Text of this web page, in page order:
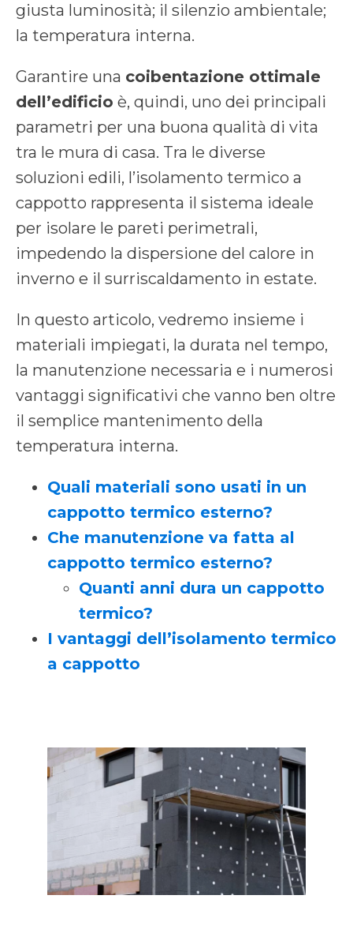
giusta luminosità; il silenzio ambientale;
la temperatura interna.
Garantire una coibentazione ottimale
dell’edificio è, quindi, uno dei principali
parametri per una buona qualità di vita
tra le mura di casa. Tra le diverse
soluzioni edili, l’isolamento termico a
cappotto rappresenta il sistema ideale
per isolare le pareti perimetrali,
impedendo la dispersione del calore in
inverno e il surriscaldamento in estate.
In questo articolo, vedremo insieme i
materiali impiegati, la durata nel tempo,
la manutenzione necessaria e i numerosi
vantaggi significativi che vanno ben oltre
il semplice mantenimento della
temperatura interna.
Quali materiali sono usati in un
cappotto termico esterno?
Che manutenzione va fatta al
cappotto termico esterno?
Quanti anni dura un cappotto
termico?
I vantaggi dell’isolamento termico
a cappotto